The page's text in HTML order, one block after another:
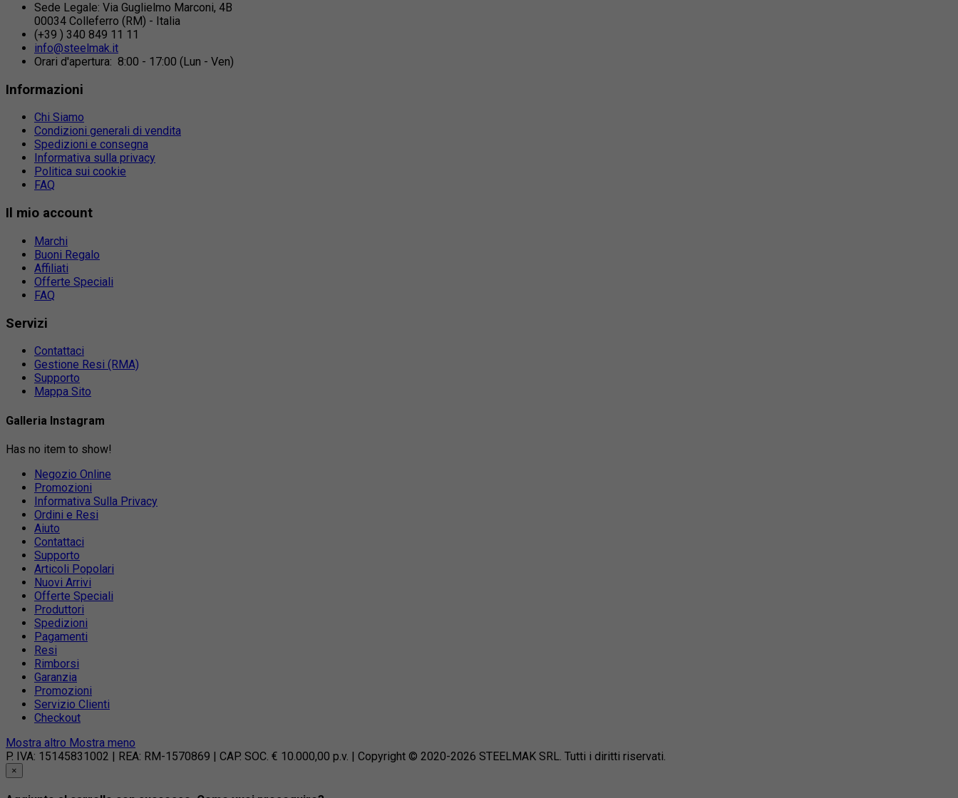
Sede Legale: Via Guglielmo Marconi, 4B
00034 Colleferro (RM) - Italia
(+39 ) 340 849 11 11
info@steelmak.it
Orari d'apertura: 8:00 - 17:00 (Lun - Ven)
Informazioni
Chi Siamo
Condizioni generali di vendita
Spedizioni e consegna
Informativa sulla privacy
Politica sui cookie
FAQ
Il mio account
Marchi
Buoni Regalo
Affiliati
Offerte Speciali
FAQ
Servizi
Contattaci
Gestione Resi (RMA)
Supporto
Mappa Sito
Galleria Instagram
Has no item to show!
Negozio Online
Promozioni
Informativa Sulla Privacy
Ordini e Resi
Aiuto
Contattaci
Supporto
Articoli Popolari
Nuovi Arrivi
Offerte Speciali
Produttori
Spedizioni
Pagamenti
Resi
Rimborsi
Garanzia
Promozioni
Servizio Clienti
Checkout
Mostra altro Mostra meno
P. IVA: 15145831002 | REA: RM-1570869 | CAP. SOC. € 10.000,00 p.v. | Copyright © 2020-2026 STEELMAK SRL. Tutti i diritti riservati.
×